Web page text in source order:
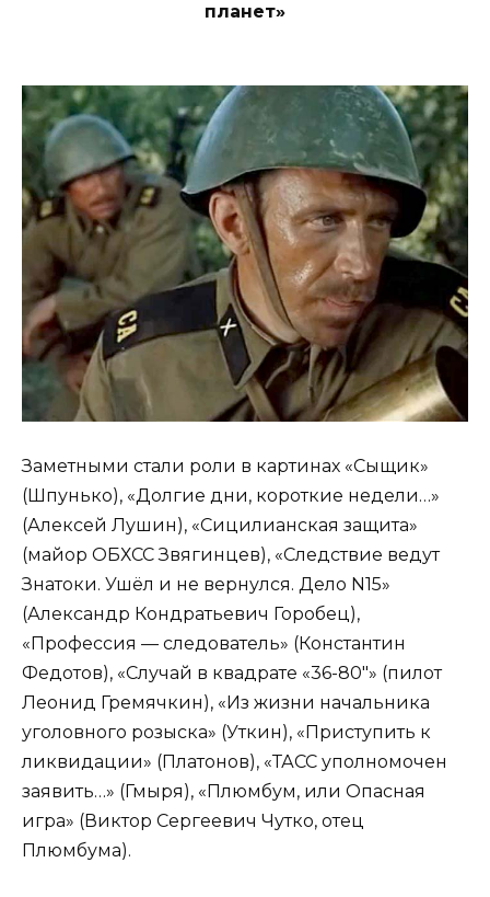
планет»
Заметными стали роли в картинах «Сыщик»
(Шпунько), «Долгие дни, короткие недели…»
(Алексей Лушин), «Сицилианская защита»
(майор ОБХСС Звягинцев), «Следствие ведут
Знатоки. Ушёл и не вернулся. Дело N15»
(Александр Кондратьевич Горобец),
«Профессия — следователь» (Константин
Федотов), «Случай в квадрате «36-80″» (пилот
Леонид Гремячкин), «Из жизни начальника
уголовного розыска» (Уткин), «Приступить к
ликвидации» (Платонов), «ТАСС уполномочен
заявить…» (Гмыря), «Плюмбум, или Опасная
игра» (Виктор Сергеевич Чутко, отец
Плюмбума).